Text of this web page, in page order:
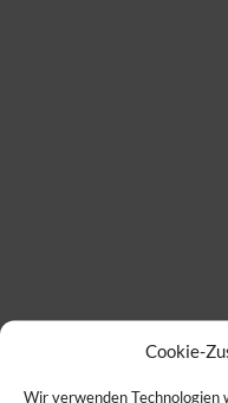
Cookie-
Wir verwenden Technologien